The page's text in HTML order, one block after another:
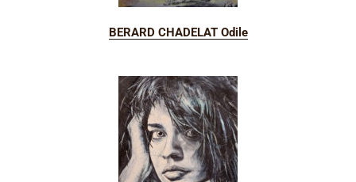
BERARD CHADELAT Odile